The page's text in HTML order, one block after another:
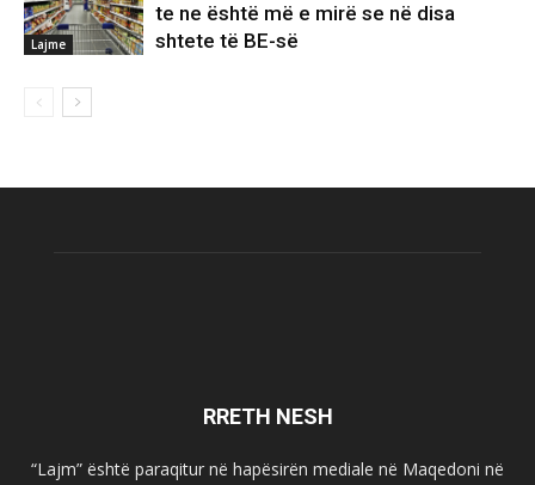
Lajme
te ne është më e mirë se në disa
shtete të BE-së
RRETH NESH
“Lajm” është paraqitur në hapësirën mediale në Maqedoni në